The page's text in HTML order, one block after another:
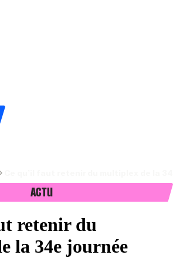
Actu
retenir du
la 34e journée